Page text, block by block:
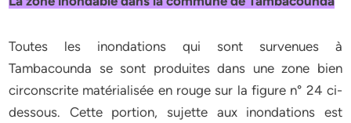
Toutes les inondations qui sont survenues à
Tambacounda se sont produites dans une zone bien
circonscrite matérialisée en rouge sur la figure n° 24 ci-
dessous. Cette portion, sujette aux inondations est